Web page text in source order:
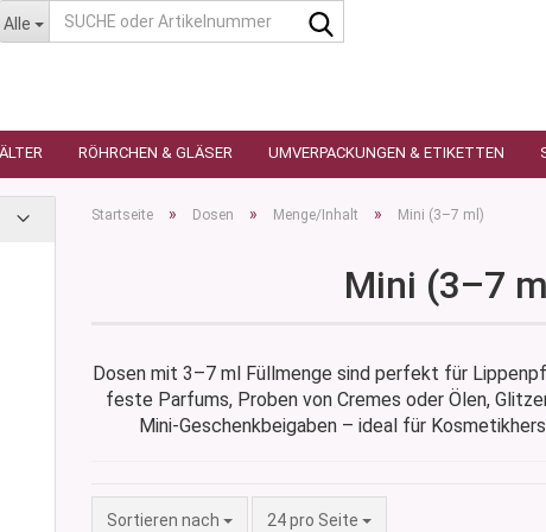
Alle
RÖHRCHEN & GLÄSER UMVERPACKUNGEN & ETIKETTEN
Startseite » Dosen » Menge/Inhalt » Mini (3–7 ml)
Mini (3–7
Dosen mit 3–7 ml Füllmenge sind perfekt für
feste Parfums, Proben von Cremes oder Ölen,
Mini-Geschenkbeigaben – ideal für
Sortieren nach
Sortieren nach 24 pro Seite
pro Seite